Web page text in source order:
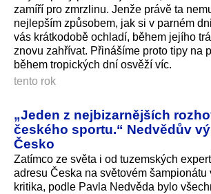
zamíří pro zmrzlinu. Jenže právě ta
nejlepším způsobem, jak si v parném
vás krátkodobě ochladí, během jejího
znovu zahřívat. Přinášíme proto tipy na
během tropických dní osvěží víc.
tento rok
„Jeden z nejbizarnějších
českého sportu.“ Nedvědův
Česko
Zatímco ze světa i od tuzemských
adresu Česka na světovém šampionátu
kritika, podle Pavla Nedvěda bylo